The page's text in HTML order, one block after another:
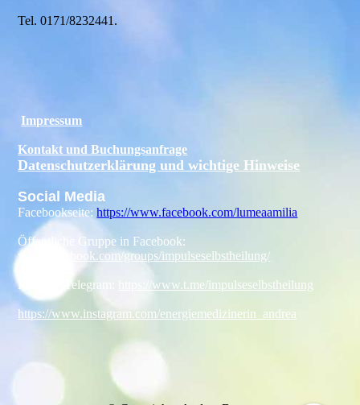
Tel. 0171/8232441.
Impressum
Kontakt und Buchungsanfrage
Datenschutzerklärung und wichtige Hinweise
Social Media
Facebookseite:https://www.facebook.com/lumeaamilia
Öffentliche Gruppe in Facebook:
www.facebook.com/groups/impulseselbstheilung/
Kanal in Telegram: https://www.t.me/impulseselbstheilung
https://www.instagram.com/energiemedizinerin_andrea